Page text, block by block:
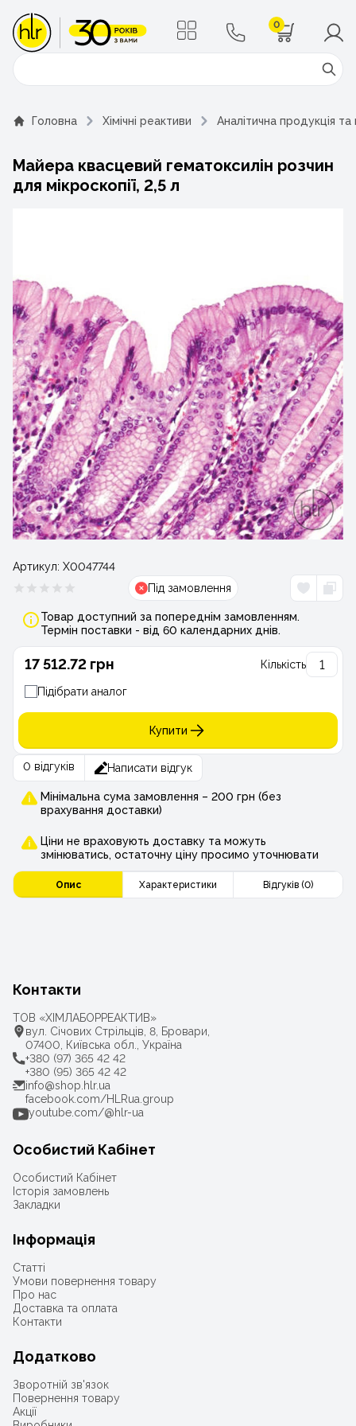
0
Поиск
Головна Хімічні реактиви Аналітична продукція
Майера квасцевий гематоксилін розчин
для мікроскопії, 2,5 л
Артикул: Х0047744
Під замовлення
Товар доступний за попереднім замовленням.
Термін поставки - від 60 календарних днів.
17 512.72 грн Кількість
Підібрати аналог
Купити
0 відгуків Написати відгук
Мінімальна сума замовлення – 200 грн (без
врахування доставки)
Ціни не враховують доставку та можуть
змінюватись, остаточну ціну просимо уточнювати
Опис Характеристики Відгуків (0)
Контакти
ТОВ «ХІМЛАБОРРЕАКТИВ»
вул. Січових Стрільців, 8, Бровари,
07400, Київська обл., Україна
+380 (97) 365 42 42
+380 (95) 365 42 42
info@shop.hlr.ua
facebook.com/HLRua.group
youtube.com/@hlr-ua
Особистий Кабінет
Особистий Кабінет
Історія замовлень
Закладки
Інформація
Статті
Умови повернення товару
Про нас
Доставка та оплата
Контакти
Додатково
Зворотній зв'язок
Повернення товару
Акції